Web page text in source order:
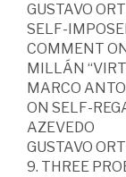
GUSTAVO
SELF-
COMMENT
MILLÁN
MARCO
ON SELF-
AZEVEDO
GUSTAVO
9. THREE